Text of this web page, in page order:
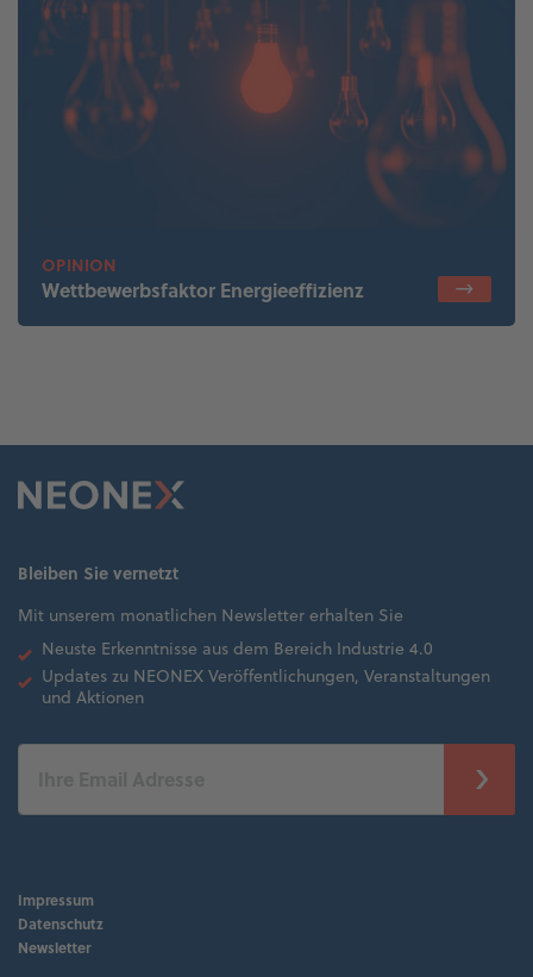
OPINION
Wettbewerbsfaktor Energieeffizienz
Bleiben Sie vernetzt
Mit unserem monatlichen Newsletter erhalten Sie
Neuste Erkenntnisse aus dem Bereich Industrie 4.0
Updates zu NEONEX Veröffentlichungen, Veranstaltungen
und Aktionen
Impressum
Datenschutz
Newsletter